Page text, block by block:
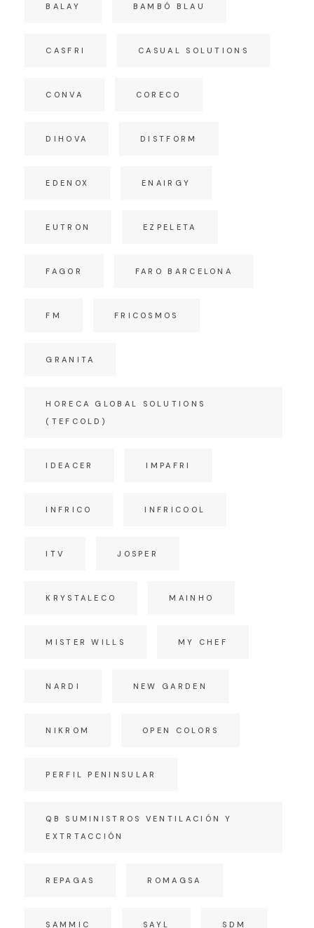
BALAY BAMBÓ BLAU
CASFRI CASUAL SOLUTIONS
CONVA CORECO
DIHOVA DISTFORM
EDENOX ENAIRGY
EUTRON EZPELETA
FAGOR FARO BARCELONA
FM FRICOSMOS
GRANITA
HORECA GLOBAL SOLUTIONS
(TEFCOLD)
IDEACER IMPAFRI
INFRICO INFRICOOL
ITV JOSPER
KRYSTALECO MAINHO
MISTER WILLS MY CHEF
NARDI NEW GARDEN
NIKROM OPEN COLORS
PERFIL PENINSULAR
QB SUMINISTROS VENTILACIÓN Y
EXTRTACCIÓN
REPAGAS ROMAGSA
SAMMIC SAYL SDM